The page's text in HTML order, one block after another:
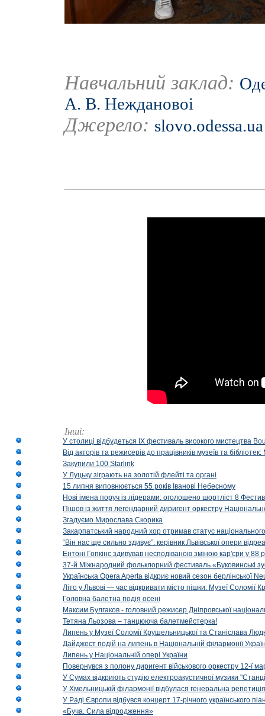
Навчальний заклад:
А. В. Неждановоі
Джерело: slovo.odessa.ua
Інші:
У столиці відбудеться IX фестиваль високого мистецтва
Від акторів та режисерів до працівників музеїв та
Закупили 100 Starlink
У Луцьку зіграють на золотій флейті та органі
15 липня виповнюється 55 років Іванові Небесному
Нові імена поруч із лідерами: оголошено шортліст 8
Пішов із життя легендарний диригент оркестру
Згадуємо Мирослава Скорика
Закарпатський народний хор отримав статус національного
“Він нас ще сильно здивує”: керівник Львівської опери
Ентоні Гопкінс здивував несподіваною зміною кар'єри у 88
37-й Міжнародний фольклорний фестиваль «Буковинські
Українська Opera Aperta відкриє новий сезон берлінської
Літо у Львові — час відкривати місто пішки: Музеї Соломії
Головна балетна подія осені
Максим Булгаков - головний режисер Дніпровської
Тетяна Льозова – танцююча балетмейстерка!
Липень у Музеї Соломії Крушельницької та Станіслава
Дайджест подій на липень в Національній філармонії
Липень у Національній опері України
Повернувся з полону диригент військового оркестру 12-ї
У Сумах відкриють студію електроакустичної музики
У Хмельницькій філармонії відбулася генеральна
У Раді Європи відбувся концерт 17-річного українського
«Буча. Сила відродження»